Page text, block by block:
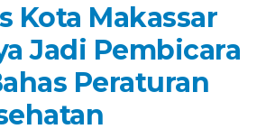
Kota Makassar
Jadi Pembicara
Peraturan